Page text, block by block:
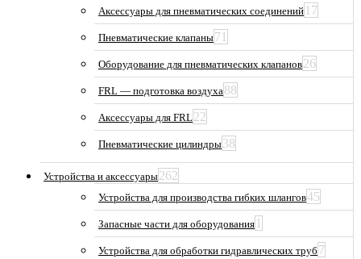
Аксессуары для пневматических соединений 17
Пневматические клапаны71
Оборудование для пневматических клапанов26
FRL — подготовка воздуха88
Аксессуары для FRL22
Пневматические цилиндры38
Устройства и аксессуары262
Устройства для производства гибких шлангов45
Запасные части для оборудования 1
Устройства для обработки гидравлических труб 7